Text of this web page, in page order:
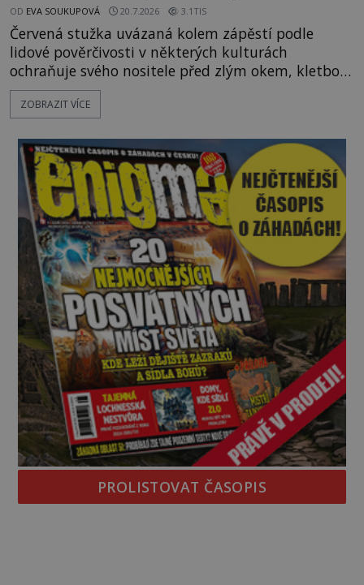
OD EVA SOUKUPOVÁ 20.7.2026 3.1TIS
Červená stužka uvázaná kolem zápěstí podle
lidové pověrčivosti v některých kulturách
ochraňuje svého nositele před zlým okem, kletbou,
která může přivodit neštěstí či nemoc. S tímto
nenápadným symbolem magické ochrany lze
nebo Leonarda DiCapria. Na Blízkém východě a v
židovských komunitách po celém světě, je
ZOBRAZIT VÍCE
PROLISTOVAT ČASOPIS